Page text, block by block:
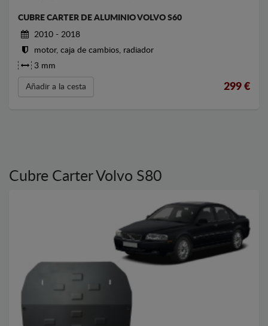
CUBRE CARTER DE ALUMINIO VOLVO S60
2010 - 2018
motor, caja de cambios, radiador
3 mm
Añadir a la cesta 299 €
Cubre Carter Volvo S80